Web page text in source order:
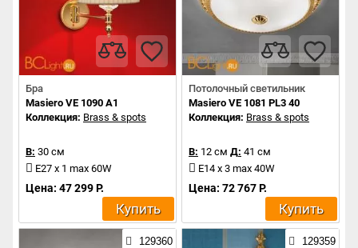
Бра
Masiero VE 1090 A1
Коллекция: Brass & spots
В: 30 см
E27 x 1 max 60W
Цена: 47 299 Р.
Купить
Потолочный светильник
Masiero VE 1081 PL3 40
Коллекция: Brass & spots
В: 12 см Д: 41 см
E14 x 3 max 40W
Цена: 72 767 Р.
Купить
129360 129359